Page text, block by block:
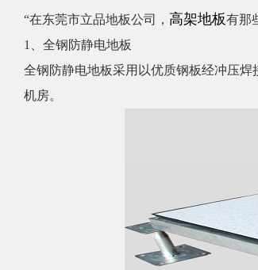
​“在东莞市立品地板公司， 高架地板有那
1、全钢防静电地板
全钢防静电地板采用 以优质钢板经冲压
机房。